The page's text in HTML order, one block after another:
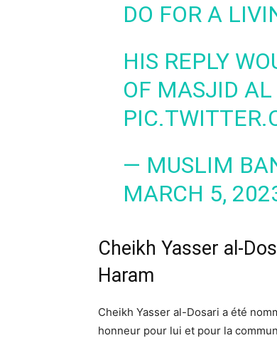
DO FOR A
HIS REPLY
OF MASJID
— MUSLIM
MARCH 5,
Cheikh Yasser al-
Haram
Cheikh Yasser al-Dosari a été
honneur pour lui et pour la